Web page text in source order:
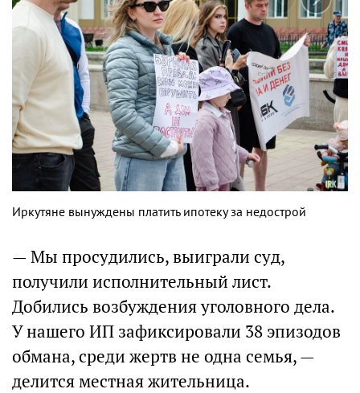
Иркутяне вынуждены платить ипотеку за недострой
— Мы просудились, выиграли суд,
получили исполнительный лист.
Добились возбуждения уголовного дела.
У нашего ИП зафиксировали 38 эпизодов
обмана, среди жертв не одна семья, —
делится местная жительница.